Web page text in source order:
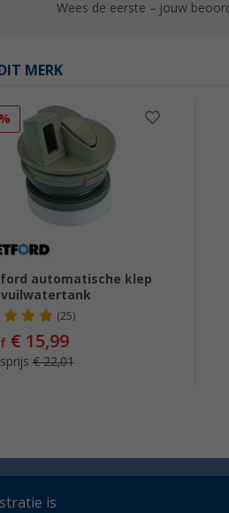
Wees de eerste – jouw
MERK
automatische klep
(25)
€ 15,99
€ 22,01
is